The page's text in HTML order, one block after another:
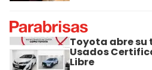
Toyota abre
Usados
Libre